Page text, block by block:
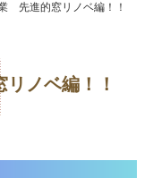
先進的窓リノベ編！！
ノベ編！！